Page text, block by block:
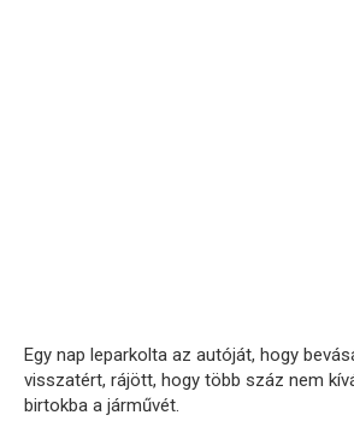
Egy nap leparkolta az autóját, hogy
visszatért, rájött, hogy több száz nem
birtokba a járművét.